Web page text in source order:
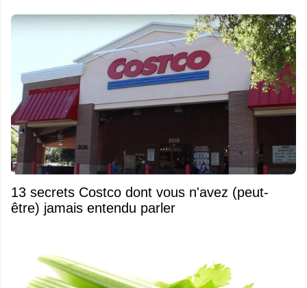
13 secrets Costco dont vous n'avez (peut-
être) jamais entendu parler